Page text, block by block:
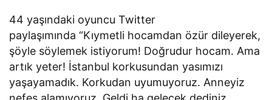
44 yaşındaki oyuncu Twitter
paylaşımında “Kıymetli hocamdan özür dileyerek,
şöyle söylemek istiyorum! Doğrudur hocam. Ama
artık yeter! İstanbul korkusundan yasımızı
yaşayamadık. Korkudan uyumuyoruz. Anneyiz